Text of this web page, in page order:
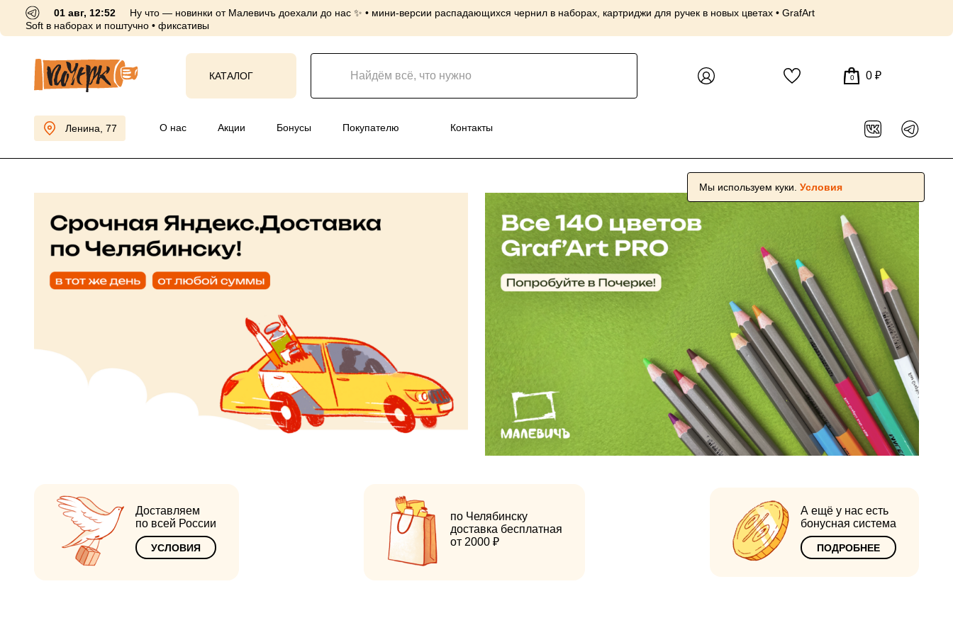
01 авг, 12:52
Ну что — новинки от Малевичъ доехали до нас ✨ • мини-версии распадающихся чернил в наборах, картриджи для ручек в новых цветах • GrafArt
Soft в наборах и поштучно • фиксативы
КАТАЛОГ 0 0 ₽
Ленина, 77 О нас Акции Бонусы Покупателю
Доставляем
по всей России
УСЛОВИЯ
по Челябинску
доставка бесплатная
от 2000 ₽
А ещё у нас есть
бонусная система
ПОДРОБНЕЕ
Мы используем куки. Условия